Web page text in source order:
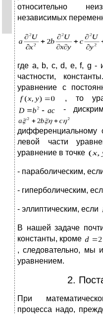
относительно
независимых
где a, b, c, d, e, f, g -
частности,
уравнение с
, то
-
,
дифференциальному
левой части
уравнение в точке
- параболическим,
- гиперболическим,
- эллиптическим, если
В нашей задаче
константы, кроме
, следовательно, мы
уравнением.
2.
При
процесса надо,